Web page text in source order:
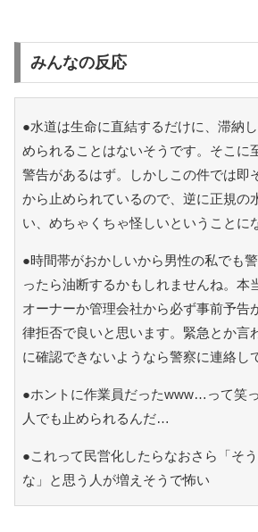
みんなの反応
●水道は生命に直結するだけに、滞納
められることはないそうです。そこに
警告があるはず。しかしこの件では即
から止められているので、逆に正規の
い、めちゃくちゃ怪しいということに
●時間帯がおかしいから男性の私でも
ったら油断するかもしれませんね。本
オーナーか管理会社から必ず事前予告
律拒否で良いと思います。緊急とか言
に確認できないようなら警察に連絡し
●ホントに作業員だったwww…って笑
人でも止められるんだ…
●これって民営化したらなおさら「そ
な」と思う人が増えそうで怖い